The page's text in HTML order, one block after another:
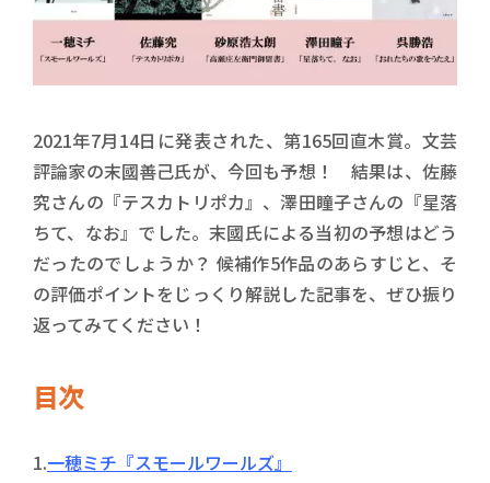
2021年7月14日に発表された、第165回直木賞。文芸
評論家の末國善己氏が、今回も予想！ 結果は、佐藤
究さんの『テスカトリポカ』、澤田瞳子さんの『星落
ちて、なお』でした。末國氏による当初の予想はどう
だったのでしょうか？ 候補作5作品のあらすじと、そ
の評価ポイントをじっくり解説した記事を、ぜひ振り
返ってみてください！
目次
1.一穂ミチ『スモールワールズ』